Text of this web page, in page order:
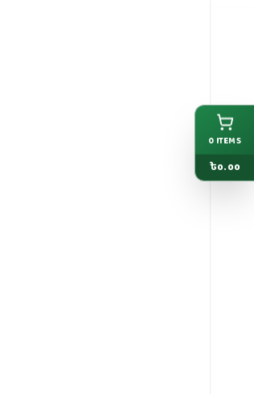
0 ITEMS
৳0.00